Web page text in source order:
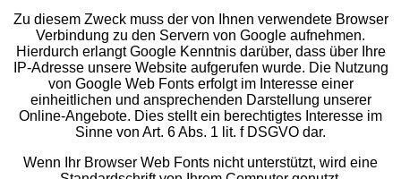
Zu diesem Zweck muss der von Ihnen verwendete Browser
Verbindung zu den Servern von Google aufnehmen.
Hierdurch erlangt Google Kenntnis darüber, dass über Ihre
IP-Adresse unsere Website aufgerufen wurde. Die Nutzung
von Google Web Fonts erfolgt im Interesse einer
einheitlichen und ansprechenden Darstellung unserer
Online-Angebote. Dies stellt ein berechtigtes Interesse im
Sinne von Art. 6 Abs. 1 lit. f DSGVO dar.
Wenn Ihr Browser Web Fonts nicht unterstützt, wird eine